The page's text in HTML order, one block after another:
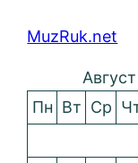
MuzRuk.net
Пн Вт Ср